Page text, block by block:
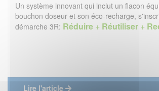
Un système innovant qui inclut un flacon
bouchon doseur et son éco-recharge,
démarche 3R: Réduire + Réutiliser +
Lire l'article